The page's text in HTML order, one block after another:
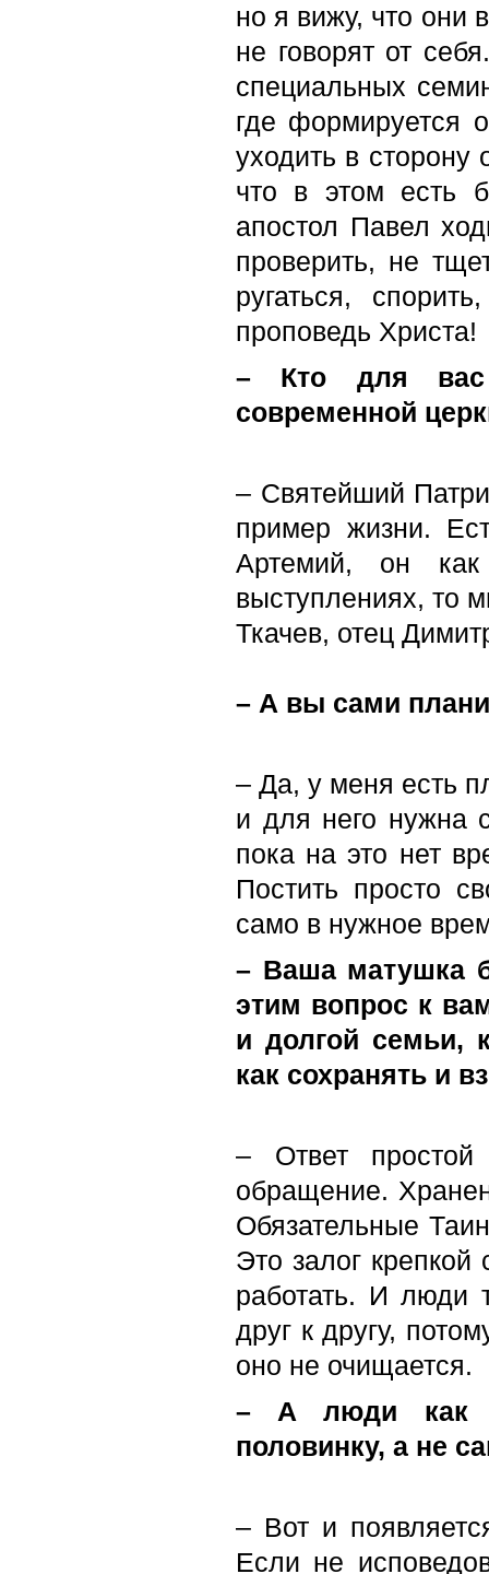
но я вижу, что они
не говорят от
специальных
где формируется
уходить в
что в этом есть
апостол Павел
проверить, не
ругаться,
проповедь Христа!
– Кто для вас
современной
– Святейший
пример жизни.
Артемий, он
выступлениях, то
Ткачев, отец
– А вы сами
– Да, у меня есть
и для него нужна
пока на это нет
Постить просто
само в нужное
– Ваша матушка
этим вопрос к
и долгой семьи,
как сохранять и
– Ответ
обращение.
Обязательные
Это залог
работать. И люди
друг к другу,
оно не очищается.
– А люди как
половинку, а не
– Вот и
Если не